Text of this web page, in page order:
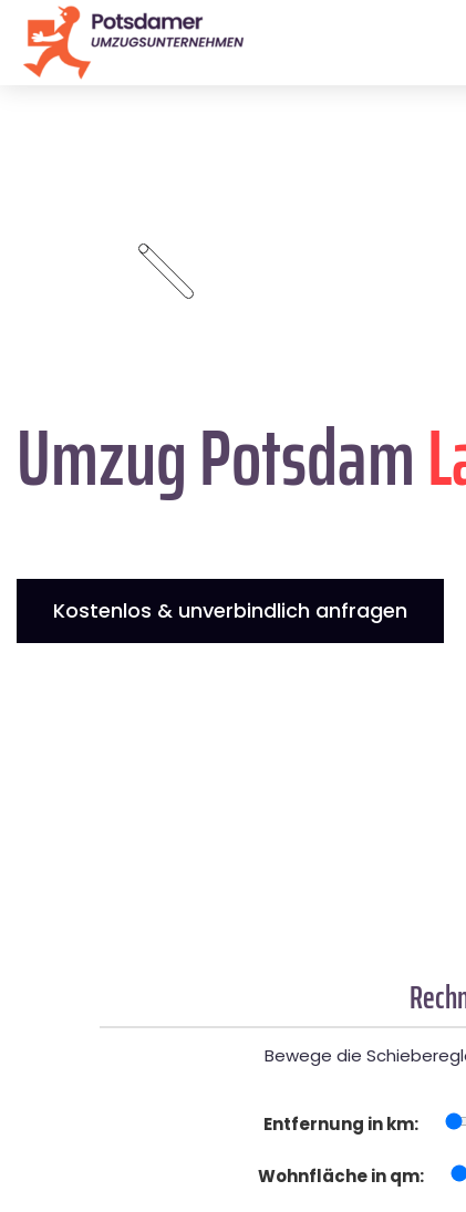
Umzug Potsdam
Kostenlos & unverbindlich anfragen
Bewege die
Entfernung in km:
Wohnfläche in qm: